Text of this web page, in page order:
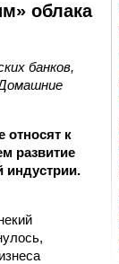
облака
банков,
относят к
развитие
индустрии.